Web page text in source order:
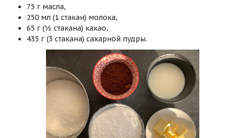
75 г масла,
250 мл (1 стакан) молока,
65 г (½ стакана) какао,
435 г (3 стакана) сахарной пудры.